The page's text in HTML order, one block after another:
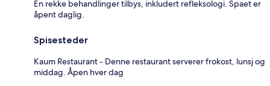
En rekke behandlinger tilbys, inkludert refleksologi. Spaet er
åpent daglig.
Spisesteder
Kaum Restaurant - Denne restaurant serverer frokost, lunsj og
middag. Åpen hver dag